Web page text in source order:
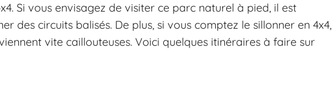
Si vous envisagez de visiter ce parc naturel à pied, il est
des circuits balisés. De plus, si vous comptez le sillonner en 4x4,
vite caillouteuses. Voici quelques itinéraires à faire sur